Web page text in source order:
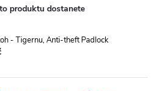
produktu dostanete
- Tigernu, Anti-theft Padlock